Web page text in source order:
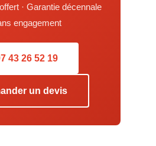
· Garantie décennale
engagement
43 26 52 19
un devis